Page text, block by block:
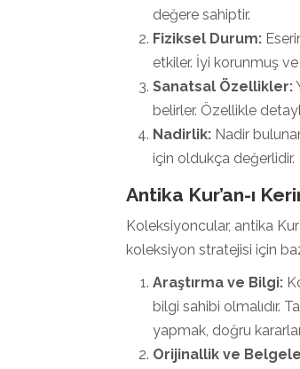
değere sahiptir.
Fiziksel Durum:
etkiler. İyi korunmuş
Sanatsal Özellikler:
belirler. Özellikle
Nadirlik: Nadir
için oldukça değerlidir.
Antika Kur’an-ı
Koleksiyoncular, antika
koleksiyon stratejisi için
Araştırma ve Bilgi:
bilgi sahibi olmalıdır.
yapmak, doğru
Orijinallik ve